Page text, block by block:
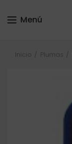
Menú
Inicio Plumas